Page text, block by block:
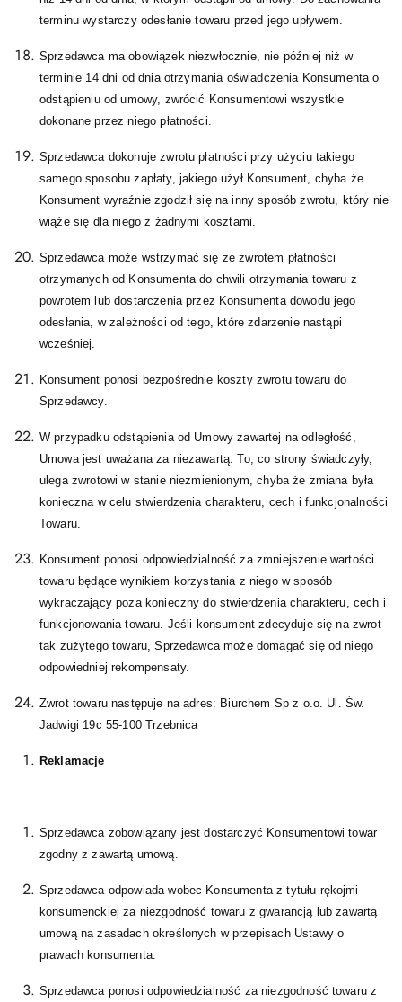
terminu wystarczy odesłanie towaru przed jego upływem.
Sprzedawca ma obowiązek niezwłocznie, nie później niż w
terminie 14 dni od dnia otrzymania oświadczenia Konsumenta o
odstąpieniu od umowy, zwrócić Konsumentowi wszystkie
dokonane przez niego płatności.
Sprzedawca dokonuje zwrotu płatności przy użyciu takiego
samego sposobu zapłaty, jakiego użył Konsument, chyba że
Konsument wyraźnie zgodził się na inny sposób zwrotu, który nie
wiąże się dla niego z żadnymi kosztami.
Sprzedawca może wstrzymać się ze zwrotem płatności
otrzymanych od Konsumenta do chwili otrzymania towaru z
powrotem lub dostarczenia przez Konsumenta dowodu jego
odesłania, w zależności od tego, które zdarzenie nastąpi
wcześniej.
Konsument ponosi bezpośrednie koszty zwrotu towaru do
Sprzedawcy.
W przypadku odstąpienia od Umowy zawartej na odległość,
Umowa jest uważana za niezawartą. To, co strony świadczyły,
ulega zwrotowi w stanie niezmienionym, chyba że zmiana była
konieczna w celu stwierdzenia charakteru, cech i funkcjonalności
Towaru.
Konsument ponosi odpowiedzialność za zmniejszenie wartości
towaru będące wynikiem korzystania z niego w sposób
wykraczający poza konieczny do stwierdzenia charakteru, cech i
funkcjonowania towaru. Jeśli konsument zdecyduje się na zwrot
tak zużytego towaru, Sprzedawca może domagać się od niego
odpowiedniej rekompensaty.
Zwrot towaru następuje na adres: Biurchem Sp z o.o. Ul. Św.
Jadwigi 19c 55-100 Trzebnica
Reklamacje
Sprzedawca zobowiązany jest dostarczyć Konsumentowi towar
zgodny z zawartą umową.
Sprzedawca odpowiada wobec Konsumenta z tytułu rękojmi
konsumenckiej za niezgodność towaru z gwarancją lub zawartą
umową na zasadach określonych w przepisach Ustawy o
prawach konsumenta.
Sprzedawca ponosi odpowiedzialność za niezgodność towaru z